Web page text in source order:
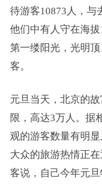
待游客10873人，与
他们中有人守在海
第一缕阳光，光明
客。
元旦当天，北京的
限，高达3万人。据
观的游客数量有明
大众的旅游热情正
客说，自己今年元